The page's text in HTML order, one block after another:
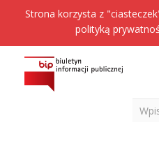
Strona korzysta z
polityką